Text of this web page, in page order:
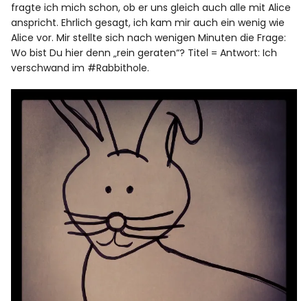
fragte ich mich schon, ob er uns gleich auch alle mit Alice
anspricht. Ehrlich gesagt, ich kam mir auch ein wenig wie
Alice vor. Mir stellte sich nach wenigen Minuten die Frage:
Wo bist Du hier denn „rein geraten“? Titel = Antwort: Ich
verschwand im #Rabbithole.